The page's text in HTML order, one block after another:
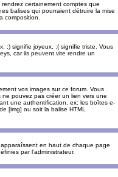
certainement comptes que
balises qui pourraient détruire la mise
composition.
:) signifie joyeux, :( signifie triste. Vous
car ils peuvent vite rendre un
vos images sur ce forum. Vous
pouvez pas créer un lien vers une
une authentification, ex: les boîtes e-
[img] ou soit la balise HTML
en haut de chaque page
par l'administrateur.